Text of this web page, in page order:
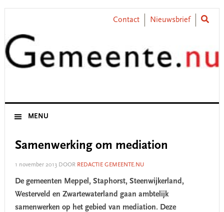
Skip
primary
navigation
Skip
content
Skip
primary
sidebar
Skip
footer
Contact Nieuwsbrief
MENU
Samenwerking om mediation
1 november 2013DOOR REDACTIE GEMEENTE.NU
De gemeenten Meppel, Staphorst, Steenwijkerland,
Westerveld en Zwartewaterland gaan ambtelijk
samenwerken op het gebied van mediation. Deze